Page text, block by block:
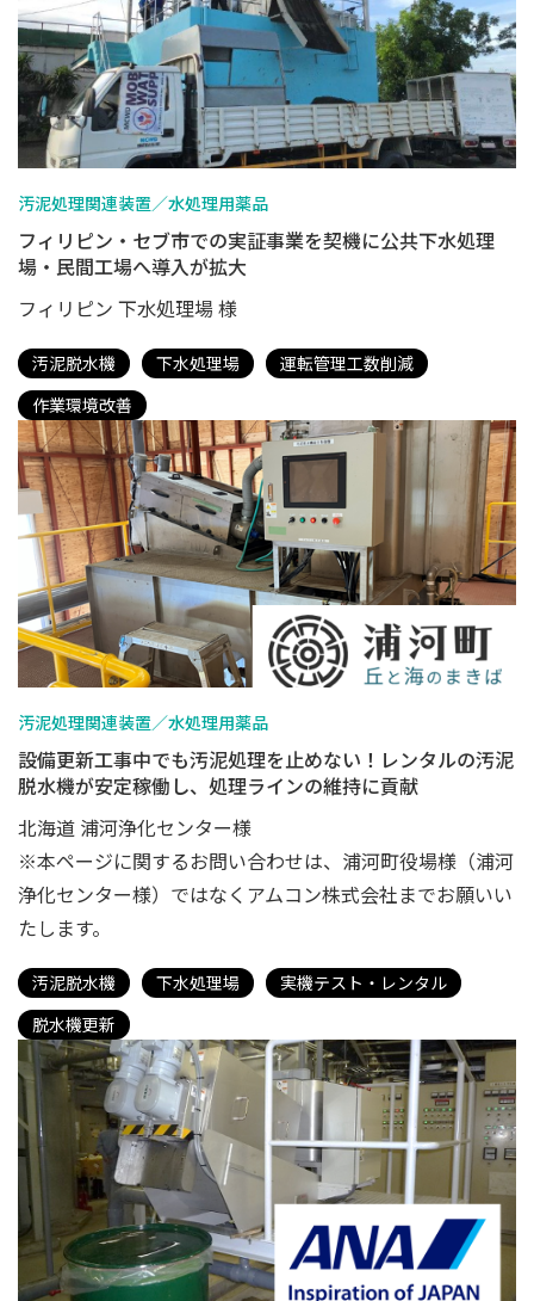
汚泥処理関連装置／水処理用薬品
フィリピン・セブ市での実証事業を契機に公共下水処理
場・民間工場へ導入が拡大
フィリピン 下水処理場 様
汚泥脱水機 下水処理場
運転管理工数削減
作業環境改善
汚泥処理関連装置／水処理用薬品
設備更新工事中でも汚泥処理を止めない！レンタルの汚泥
脱水機が安定稼働し、処理ラインの維持に貢献
北海道 浦河浄化センター様
※本ページに関するお問い合わせは、浦河町役場様（浦河
浄化センター様）ではなくアムコン株式会社までお願いい
たします。
汚泥脱水機 下水処理場
実機テスト・レンタル
脱水機更新